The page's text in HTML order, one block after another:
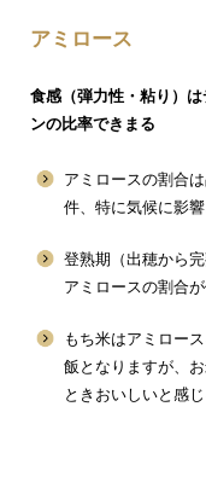
アミロース
食感（弾力性・粘り）
ンの比率できまる
アミロースの割合
件、特に気候に影響
登熟期（出穂から
アミロースの割合
もち米はアミロー
飯となりますが、
ときおいしいと感じ